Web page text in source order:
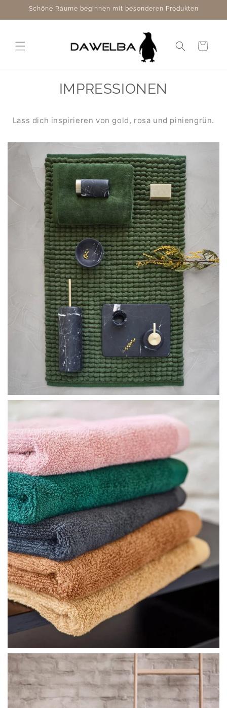
zum
Inhalt
Schöne Räume beginnen mit besonderen Produkten
Warenkorb
IMPRESSIONEN
Lass dich inspirieren von gold, rosa und piniengrün.